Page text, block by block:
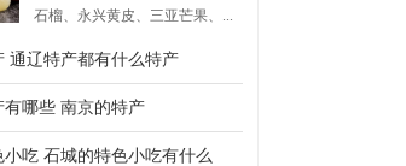
石榴、永兴黄皮、三亚芒果、...
通辽特产都有什么特产
有哪些 南京的特产
小吃 石城的特色小吃有什么